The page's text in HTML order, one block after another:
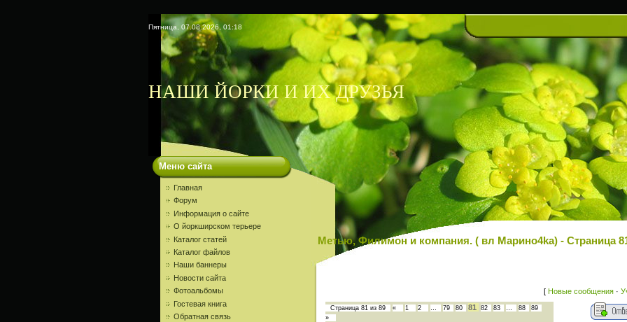
Пятница, 07.08.2026, 01:18
НАШИ ЙОРКИ И ИХ ДРУЗЬЯ
Меню сайта
Главная
Форум
Информация о сайте
О йоркширском терьере
Каталог статей
Каталог файлов
Наши баннеры
Новости сайта
Фотоальбомы
Гостевая книга
Обратная связь
Метью, Филимон и компания. ( вл Марино4kа) -
[ Новые сообщения ·
Страница 81 из 89 « 1 2 … 79 80 81 82 83 … 88
89
»